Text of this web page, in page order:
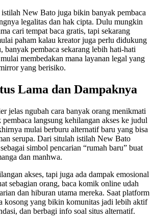
New Bato juga bikin banyak pembaca
legalitas dan hak cipta. Dulu mungkin
cari tempat baca gratis, tapi sekarang
paham kalau kreator juga perlu didukung
banyak pembaca sekarang lebih hati-hati
membedakan mana layanan legal yang
yang berisiko.
Lama dan Dampaknya
jelas ngubah cara banyak orang menikmati
langsung kehilangan akses ke judul
mulai berburu alternatif baru yang bisa
serupa. Dari situlah istilah New Bato
simbol pencarian “rumah baru” buat
dan manhwa.
akses, tapi juga ada dampak emosional
sebagian orang, baca komik online udah
dan hiburan utama mereka. Saat platform
kosong yang bikin komunitas jadi lebih aktif
dan berbagi info soal situs alternatif.